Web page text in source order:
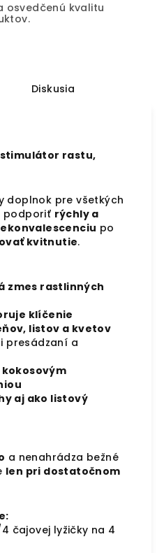
osvedčenú kvalitu
Diskusia
rastu,
doplnok pre všetkých
podporiť rýchly a
po
kvitnutie.
zmes rastlinných
klíčenie
listov a kvetov
presádzaní a
aj ako listový
a nenahrádza bežné
len pri dostatočnom
4 čajovej lyžičky na 4